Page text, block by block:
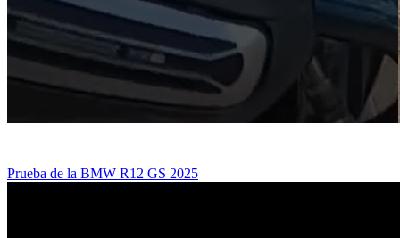
Prueba de la BMW R12 GS 2025